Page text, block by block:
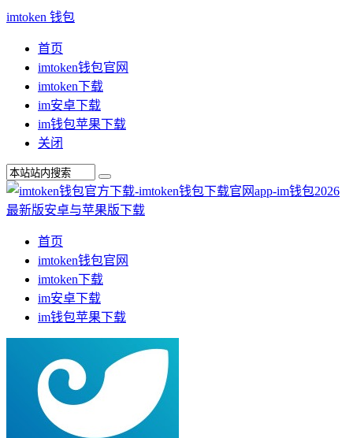
imtoken 钱包
首页
imtoken钱包官网
imtoken下载
im安卓下载
im钱包苹果下载
关闭
首页
imtoken钱包官网
imtoken下载
im安卓下载
im钱包苹果下载